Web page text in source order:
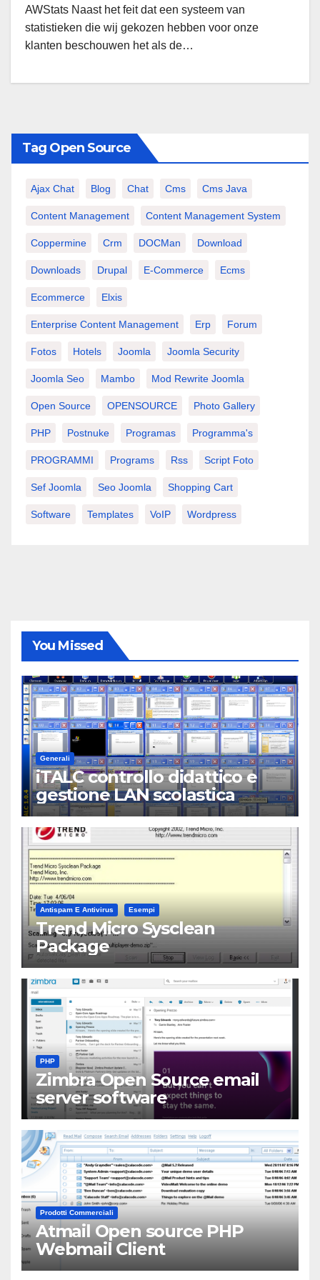
AWStats Naast het feit dat een systeem van
statistieken die wij gekozen hebben voor onze
klanten beschouwen het als de…
Tag Open Source
Ajax Chat Blog Chat Cms Cms Java
Content Management Content Management System
Coppermine Crm DOCMan Download
Downloads Drupal E-Commerce Ecms
Ecommerce Elxis
Enterprise Content Management Erp Forum
Fotos Hotels Joomla Joomla Security
Joomla Seo Mambo Mod Rewrite Joomla
Open Source OPENSOURCE Photo Gallery
PHP Postnuke Programas Programma's
PROGRAMMI Programs Rss Script Foto
Sef Joomla Seo Joomla Shopping Cart
Software Templates VoIP Wordpress
You Missed
Generali
iTALC controllo didattico e
gestione LAN scolastica
Antispam E Antivirus Esempi
Trend Micro Sysclean
Package
PHP
Zimbra Open Source email
server software
Prodotti Commerciali
Atmail Open source PHP
Webmail Client